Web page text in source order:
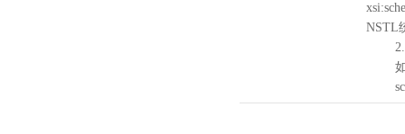
NSTL
2.
如需